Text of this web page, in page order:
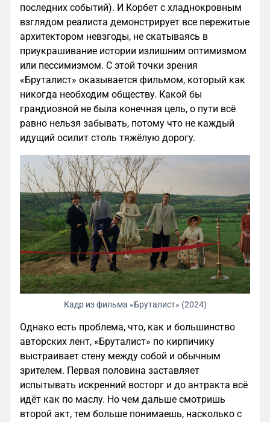
последних событий). И Корбет с хладнокровным
взглядом реалиста демонстрирует все пережитые
архитектором невзгоды, не скатываясь в
приукрашивание истории излишним оптимизмом
или пессимизмом. С этой точки зрения
«Бруталист» оказывается фильмом, который как
никогда необходим обществу. Какой бы
грандиозной не была конечная цель, о пути всё
равно нельзя забывать, потому что не каждый
идущий осилит столь тяжёлую дорогу.
Кадр из фильма «Бруталист» (2024)
Однако есть проблема, что, как и большинство
авторских лент, «Бруталист» по кирпичику
выстраивает стену между собой и обычным
зрителем. Первая половина заставляет
испытывать искренний восторг и до антракта всё
идёт как по маслу. Но чем дальше смотришь
второй акт, тем больше понимаешь, насколько с